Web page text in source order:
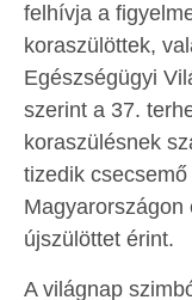
felhívja a
koraszülöttek,
Egészségügyi
szerint a 37.
koraszülésnek
tizedik
Magyarországon
újszülöttet érint.
A világnap